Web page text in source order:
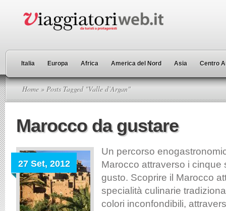
Italia Europa Africa America del Nord Asia Centro
Home » Posts Tagged "Valle d’Argan"
Marocco da gustare
27 Set, 2012
Un percorso
Marocco attraverso i cinque
gusto. Scoprire il Marocco
specialità culinarie
colori inconfondibili,